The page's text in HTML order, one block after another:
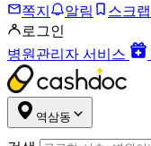
쪽지 알림
스크랩
로그인
병원관리자 서비스
역삼동